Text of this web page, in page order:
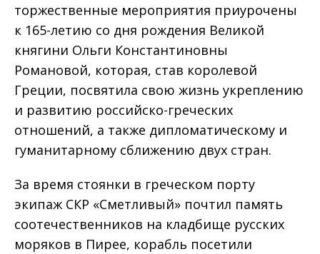
торжественные мероприятия приурочены
к 165-летию со дня рождения Великой
княгини Ольги Константиновны
Романовой, которая, став королевой
Греции, посвятила свою жизнь укреплению
и развитию российско-греческих
отношений, а также дипломатическому и
гуманитарному сближению двух стран.
За время стоянки в греческом порту
экипаж СКР «Сметливый» почтил память
соотечественников на кладбище русских
моряков в Пирее, корабль посетили